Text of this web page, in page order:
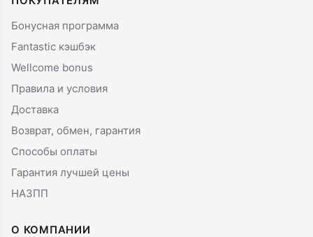
Бонусная программа
Fantastic кэшбэк
Wellcome bonus
Правила и условия
Доставка
Возврат, обмен, гарантия
Способы оплаты
Гарантия лучшей цены
НАЗПП
О КОМПАНИИ